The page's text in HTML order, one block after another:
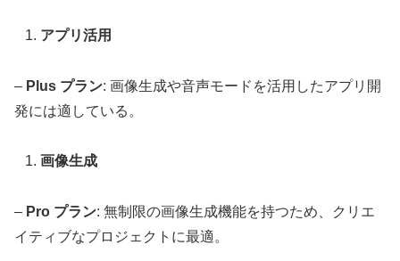
アプリ活用
– Plus プラン: 画像生成や音声モードを活用したアプリ開
発には適している。
画像生成
– Pro プラン: 無制限の画像生成機能を持つため、クリエ
イティブなプロジェクトに最適。